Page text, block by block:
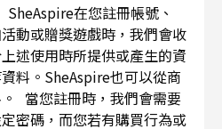
在您註冊帳號、
動或贈獎遊戲時，我們會收
述使用時所提供或產生的資
料。SheAspire也可以從商
當您註冊時，我們會需要
密碼，而您若有購買行為或